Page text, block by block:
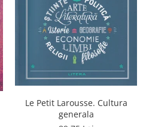
Le Petit Larousse. Cultura
generala